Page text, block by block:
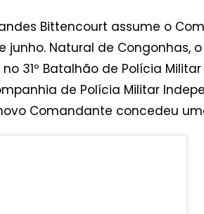
Bittencourt assume o
Natural de Congonhas,
31º Batalhão de Polícia
de Polícia Militar
Comandante concedeu